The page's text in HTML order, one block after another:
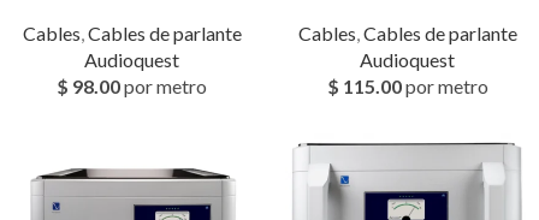
Cables,Cables de parlante
Audioquest
$ 98.00por metro
Cables,Cables de parlante
Audioquest
$ 115.00por metro